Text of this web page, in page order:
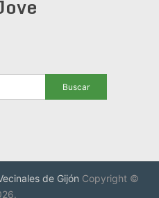
de Gijón Copyright ©